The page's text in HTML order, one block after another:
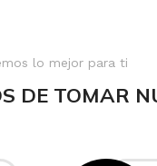
lo mejor para ti
DE TOMAR